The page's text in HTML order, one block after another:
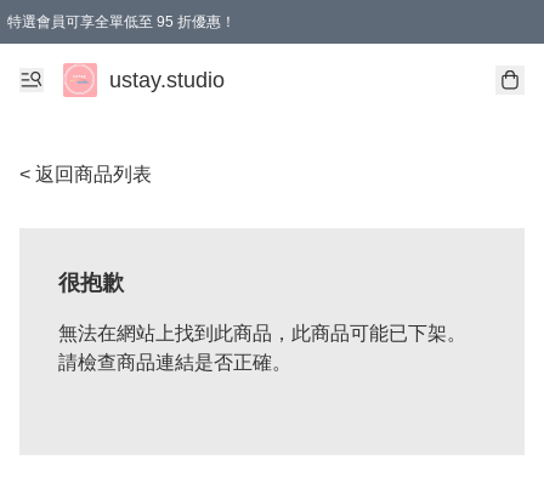
特選會員可享全單低至 95 折優惠！
ustay.studio
< 返回商品列表
很抱歉
無法在網站上找到此商品，此商品可能已下架。
請檢查商品連結是否正確。